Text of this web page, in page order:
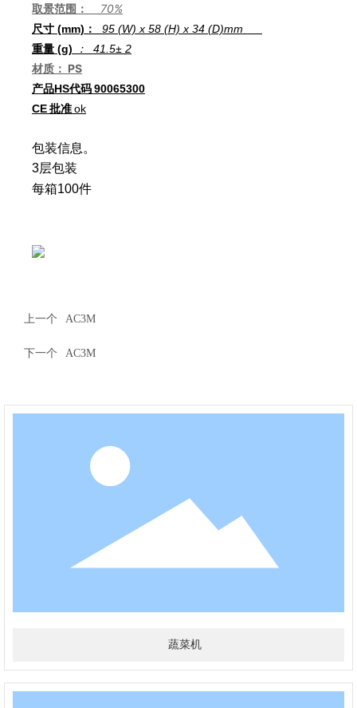
取景范围：
70%
尺寸 (mm)： 95 (W) x 58 (H) x 34 (D)mm
重量 (g) ： 41.5± 2
材质： PS
产品HS代码90065300
CE批准ok
包装信息。
3层包装
每箱100件
上一个 AC3M
下一个 AC3M
蔬菜机